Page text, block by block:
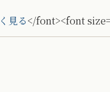
見る</font><font